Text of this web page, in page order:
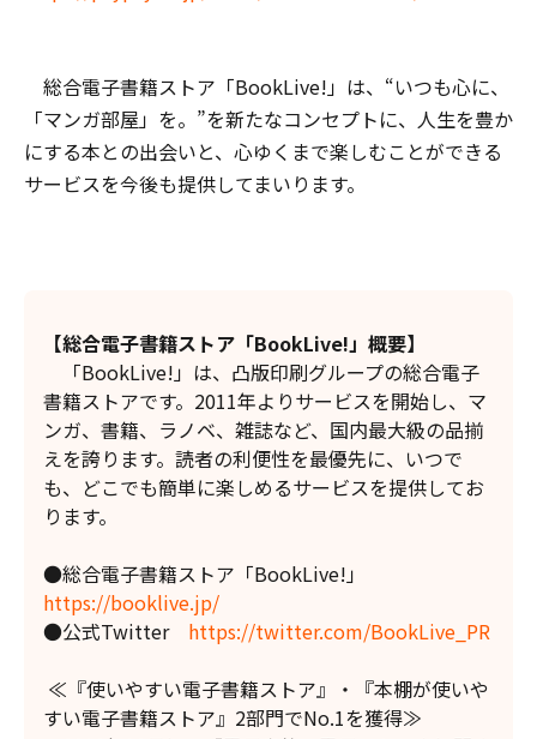
総合電子書籍ストア「BookLive!」は、“いつも心に、
「マンガ部屋」を。”を新たなコンセプトに、人生を豊か
にする本との出会いと、心ゆくまで楽しむことができる
サービスを今後も提供してまいります。
【総合電子書籍ストア「BookLive!」概要】
「BookLive!」は、凸版印刷グループの総合電子
書籍ストアです。2011年よりサービスを開始し、マ
ンガ、書籍、ラノベ、雑誌など、国内最大級の品揃
えを誇ります。読者の利便性を最優先に、いつで
も、どこでも簡単に楽しめるサービスを提供してお
ります。
●総合電子書籍ストア「BookLive!」
https://booklive.jp/
●公式Twitter https://twitter.com/BookLive_PR
≪『使いやすい電子書籍ストア』・『本棚が使いや
すい電子書籍ストア』2部門でNo.1を獲得≫